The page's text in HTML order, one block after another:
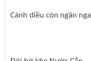
Cánh diều còn ngân nga